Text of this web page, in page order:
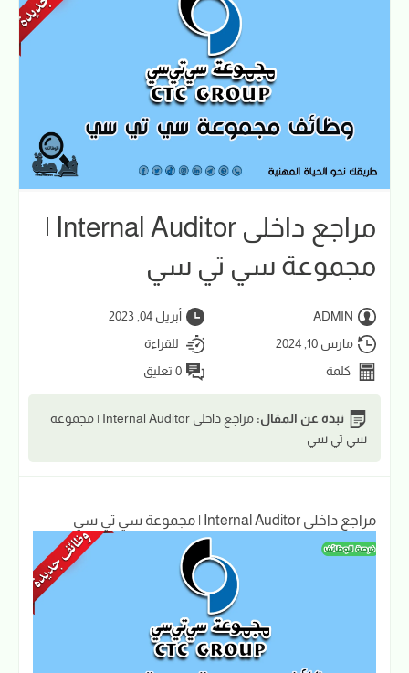
مراجع داخلى Internal Auditor |
مجموعة سي تي سي
ADMIN
أبريل 04, 2023
مارس 10, 2024
للقراءة
كلمة
0 تعليق
نبذة عن المقال:
مراجع داخلى Internal Auditor | مجموعة
سي تي سي
مراجع داخلى Internal Auditor | مجموعة سي تي سي